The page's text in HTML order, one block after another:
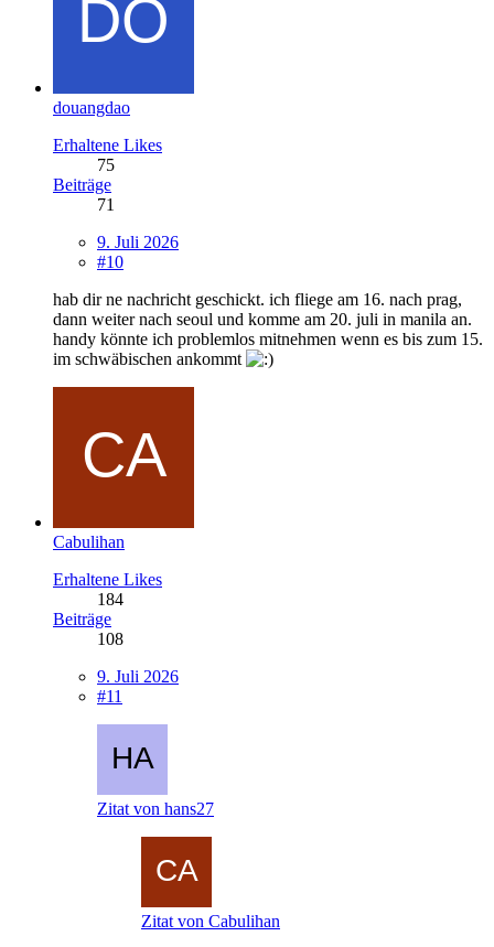
douangdao
Erhaltene Likes
75
Beiträge
71
9. Juli 2026
#10
hab dir ne nachricht geschickt. ich fliege am 16. nach prag,
dann weiter nach seoul und komme am 20. juli in manila an.
handy könnte ich problemlos mitnehmen wenn es bis zum 15.
im schwäbischen ankommt
Cabulihan
Erhaltene Likes
184
Beiträge
108
9. Juli 2026
#11
Zitat von hans27
Zitat von Cabulihan